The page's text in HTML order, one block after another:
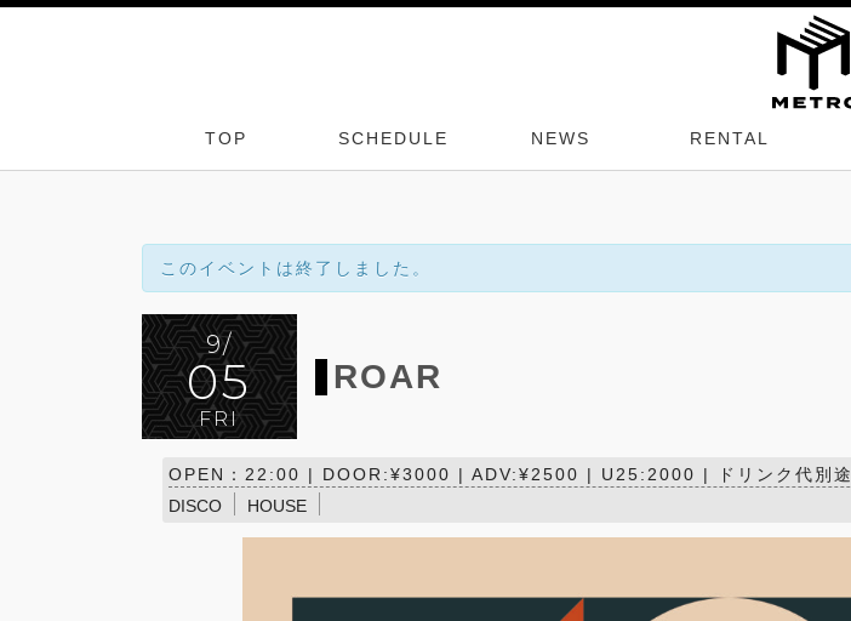
TOP SCHEDULE NEWS RENTAL
このイベントは終了しました。
9/
05
FRI
ROAR
OPEN：22:00 | DOOR:¥3000 | ADV:¥2500 | U25:2000 | ドリンク代別途
DISCO
HOUSE